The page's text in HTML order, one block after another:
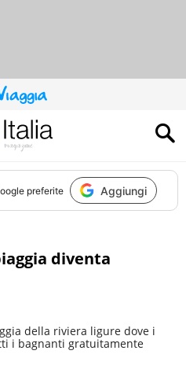
QUESTO
SITO
CONTRIBUISCE
ALL’AUDIENCE
DI
preferite Aggiungi
diventa
della riviera ligure dove i
i bagnanti gratuitamente